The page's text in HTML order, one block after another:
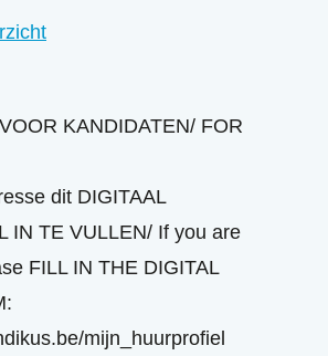
KANDIDATEN/ FOR
dit DIGITAAL
IN TE VULLEN/ If you are
FILL IN THE DIGITAL
mijn_huurprofiel